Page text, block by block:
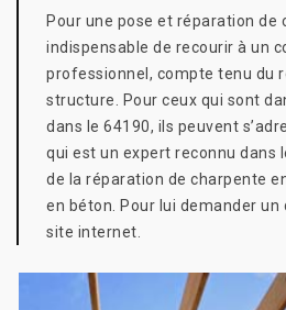
Pour une pose et réparation de
indispensable de recourir à un
professionnel, compte tenu du
structure. Pour ceux qui sont
dans le 64190, ils peuvent
qui est un expert reconnu dans
de la réparation de charpente
en béton. Pour lui demander
site internet.